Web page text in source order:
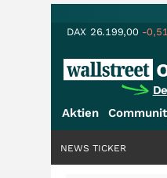
DAX 26.199,00 -
Aktien
NEWS TICKER